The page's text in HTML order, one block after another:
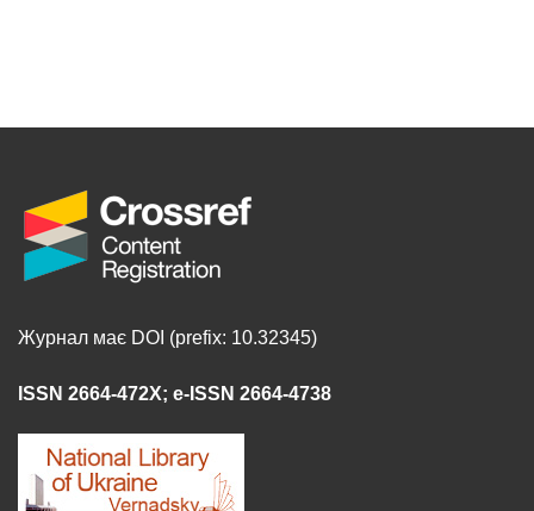
Журнал має DOI (prefix: 10.32345)
ISSN 2664-472X; e-ISSN 2664-4738